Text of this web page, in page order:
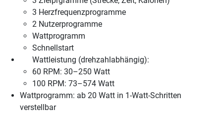
3 Herzfrequenzprogramme
2 Nutzerprogramme
Wattprogramm
Schnellstart
Wattleistung (drehzahlabhängig):
60 RPM: 30–250 Watt
100 RPM: 73–574 Watt
Wattprogramm: ab 20 Watt in 1-Watt-Schritten
verstellbar